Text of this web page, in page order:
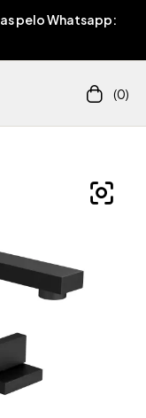
pelo Whatsapp:
(0)